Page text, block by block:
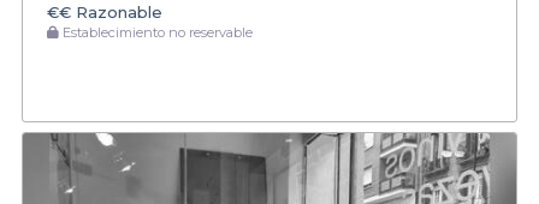
€€ Razonable
Establecimiento no reservable